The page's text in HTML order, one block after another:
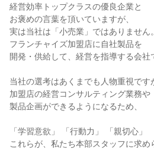
経営効率トップクラスの優良企業と
お褒めの言葉を頂いていますが、
実は当社は「小売業」ではありません。
フランチャイズ加盟店に自社製品を
開発・供給して、経営を指導する会社
当社の選考はあくまでも人物重視です
加盟店の経営コンサルティング業務や
製品企画ができるようになるため、
「学習意欲」 「行動力」 「親切心」
これらが、私たち本部スタッフに求め